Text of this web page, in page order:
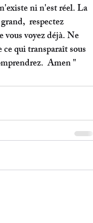
ni n'est réel. La
respectez
vous voyez déjà. Ne
qui transparaît sous
Amen "